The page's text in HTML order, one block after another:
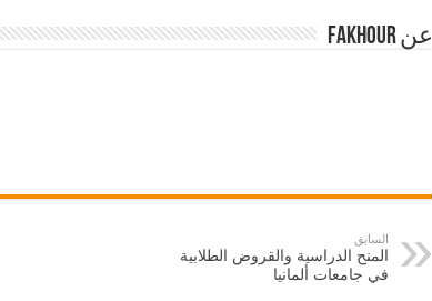
عن Fakhour
السابق
المنح الدراسية والقروض الطلابية
في جامعات ألمانيا